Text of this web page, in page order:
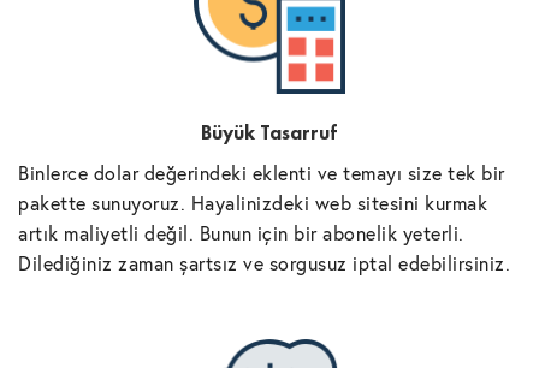
Büyük Tasarruf
Binlerce dolar değerindeki eklenti ve temayı size tek bir
pakette sunuyoruz. Hayalinizdeki web sitesini kurmak
artık maliyetli değil. Bunun için bir abonelik yeterli.
Dilediğiniz zaman şartsız ve sorgusuz iptal edebilirsiniz.